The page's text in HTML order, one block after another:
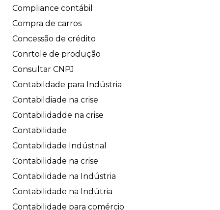
Compliance contábil
Compra de carros
Concessão de crédito
Conrtole de produção
Consultar CNPJ
Contabildade para Indústria
Contabildiade na crise
Contabilidadde na crise
Contabilidade
Contabilidade Indústrial
Contabilidade na crise
Contabilidade na Indústria
Contabilidade na Indútria
Contabilidade para comércio